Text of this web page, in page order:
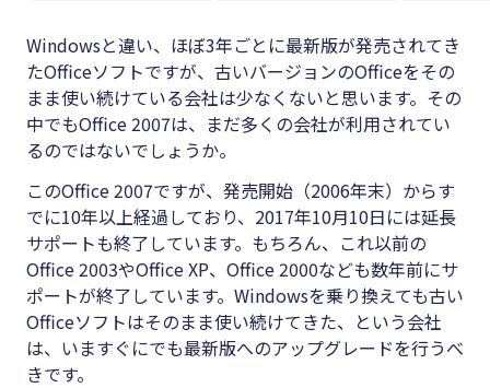
Windowsと違い、ほぼ3年ごとに最新版が発売されてき
たOfficeソフトですが、古いバージョンのOfficeをその
まま使い続けている会社は少なくないと思います。その
中でもOffice 2007は、まだ多くの会社が利用されてい
るのではないでしょうか。
このOffice 2007ですが、発売開始（2006年末）からす
でに10年以上経過しており、2017年10月10日には延長
サポートも終了しています。もちろん、これ以前の
Office 2003やOffice XP、Office 2000なども数年前にサ
ポートが終了しています。Windowsを乗り換えても古い
Officeソフトはそのまま使い続けてきた、という会社
は、いますぐにでも最新版へのアップグレードを行うべ
きです。